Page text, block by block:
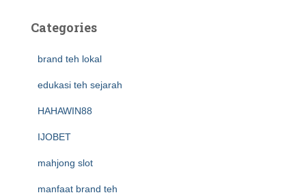
Categories
brand teh lokal
edukasi teh sejarah
HAHAWIN88
IJOBET
mahjong slot
manfaat brand teh